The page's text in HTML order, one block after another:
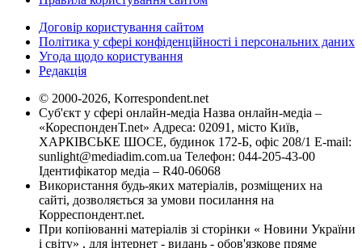
Договір користування сайтом
Політика у сфері конфіденційності і персональних даних
Угода щодо користування
Редакція
© 2000-2026, Korrespondent.net
Суб'єкт у сфері онлайн-медіа Назва онлайн-медіа –
«КореспонденТ.net» Адреса: 02091, місто Київ,
ХАРКІВСЬКЕ ШОСЕ, будинок 172-Б, офіс 208/1 E-mail:
sunlight@mediadim.com.ua Телефон: 044-205-43-00
Ідентифікатор медіа – R40-06068
Використання будь-яких матеріалів, розміщених на
сайті, дозволяється за умови посилання на
Корреспондент.net.
При копіюванні матеріалів зі сторінки « Новини України
і світу» , для інтернет - видань - обов'язкове пряме